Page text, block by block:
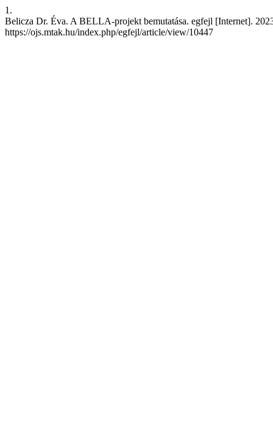
1.
Belicza Dr. Éva. A BELLA-projekt bemutatása. egfejl [Internet].
https://ojs.mtak.hu/index.php/egfejl/article/view/10447